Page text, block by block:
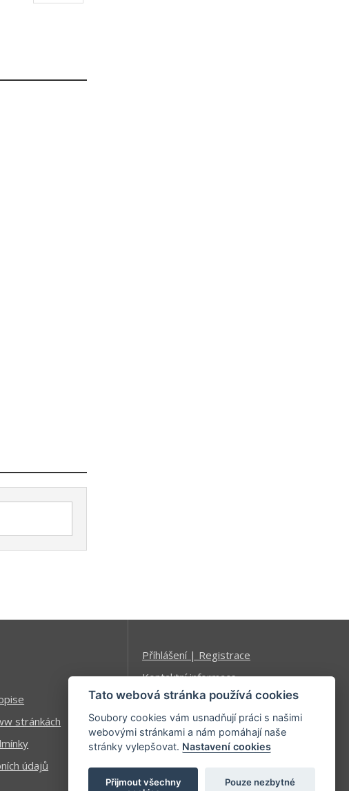
stránkách
údajů
Příhlášení | Registrace
Kontaktní informace
Mapa stránek
Tato webová stránka používá cookies
Soubory cookies vám usnadňují práci s našimi
webovými stránkami a nám pomáhají naše
stránky vylepšovat. Nastavení cookies
Přijmout všechny
Pouze nezbytné